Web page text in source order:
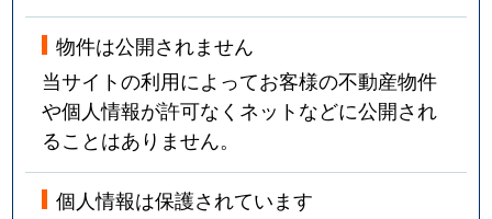
物件は公開されません
当サイトの利用によってお客様の不動産物件
や個人情報が許可なくネットなどに公開され
ることはありません。
個人情報は保護されています